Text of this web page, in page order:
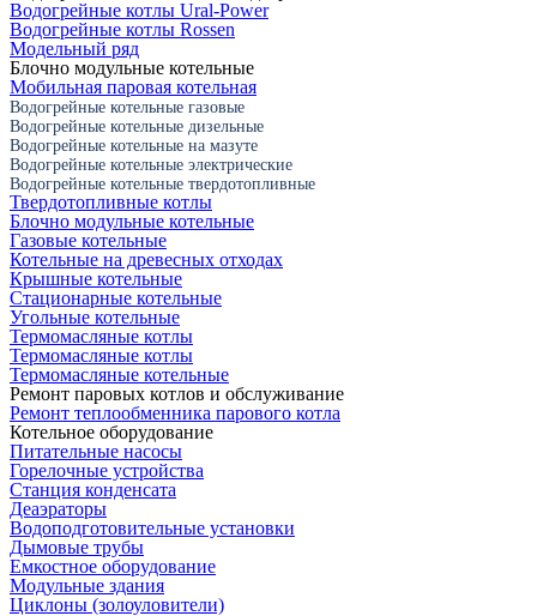
Водогрейные котлы Ural-Power
Водогрейные котлы Rossen
Модельный ряд
Блочно модульные котельные
Мобильная паровая котельная
Водогрейные котельные газовые
Водогрейные котельные дизельные
Водогрейные котельные на мазуте
Водогрейные котельные электрические
Водогрейные котельные твердотопливные
Твердотопливные котлы
Блочно модульные котельные
Газовые котельные
Котельные на древесных отходах
Крышные котельные
Стационарные котельные
Угольные котельные
Термомасляные котлы
Термомасляные котлы
Термомасляные котельные
Ремонт паровых котлов и обслуживание
Ремонт теплообменника парового котла
Котельное оборудование
Питательные насосы
Горелочные устройства
Станция конденсата
Деаэраторы
Водоподготовительные установки
Дымовые трубы
Емкостное оборудование
Mодульные здания
Циклоны (золоуловители)